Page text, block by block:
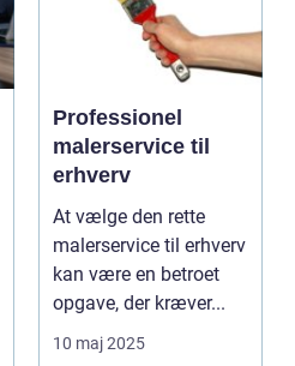
Professionel
malerservice til
erhverv
At vælge den rette
malerservice til erhverv
kan være en betroet
opgave, der kræver...
10 maj 2025